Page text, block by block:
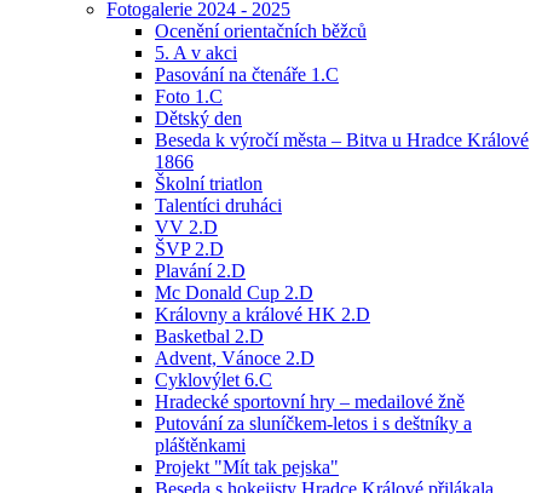
Fotogalerie 2024 - 2025
Ocenění orientačních běžců
5. A v akci
Pasování na čtenáře 1.C
Foto 1.C
Dětský den
Beseda k výročí města – Bitva u Hradce Králové
1866
Školní triatlon
Talentíci druháci
VV 2.D
ŠVP 2.D
Plavání 2.D
Mc Donald Cup 2.D
Královny a králové HK 2.D
Basketbal 2.D
Advent, Vánoce 2.D
Cyklovýlet 6.C
Hradecké sportovní hry – medailové žně
Putování za sluníčkem-letos i s deštníky a
pláštěnkami
Projekt "Mít tak pejska"
Beseda s hokejisty Hradce Králové přilákala